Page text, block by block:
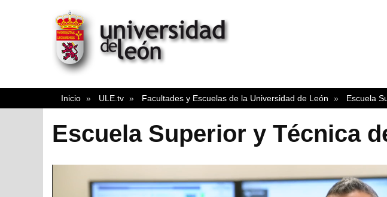
Inicio ULE.tv Facultades y Escuelas de la Universidad de León Escuela
Escuela Superior y Técnica